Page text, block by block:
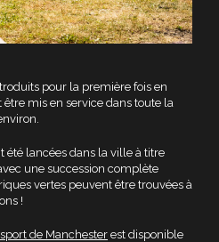
pour la première fois en
mis en service dans toute la
été lancées dans la ville à titre
une succession complète
vertes peuvent être trouvées à
!
de Manchester est disponible